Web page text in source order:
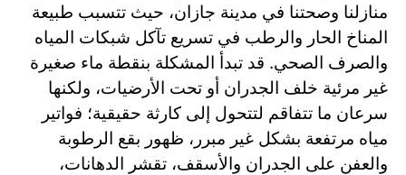
منازلنا وصحتنا في مدينة جازان، حيث تتسبب طبيعة
المناخ الحار والرطب في تسريع تآكل شبكات المياه
والصرف الصحي. قد تبدأ المشكلة بنقطة ماء صغيرة
غير مرئية خلف الجدران أو تحت الأرضيات، ولكنها
سرعان ما تتفاقم لتتحول إلى كارثة حقيقية؛ فواتير
مياه مرتفعة بشكل غير مبرر، ظهور بقع الرطوبة
والعفن على الجدران والأسقف، تقشر الدهانات،